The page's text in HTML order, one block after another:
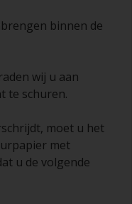
binnen de
wij u aan
te schuren.
moet u het
met
u de volgende